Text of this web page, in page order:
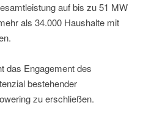
auf bis zu 51 MW
als 34.000 Haushalte mit
das Engagement des
bestehender
zu erschließen.